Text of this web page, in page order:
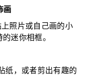
画
照片或自己画的小
迷你相框。
纸，或者剪出有趣的